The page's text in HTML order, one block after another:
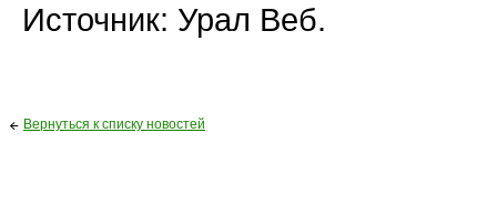
Источник: Урал Веб.
Вернуться к списку новостей